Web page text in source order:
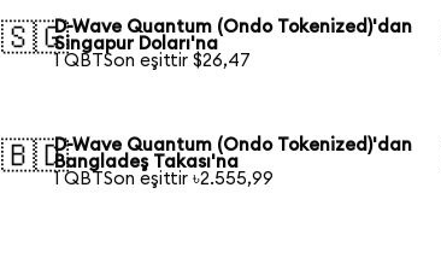
🇸🇬D-Wave Quantum (Ondo Tokenized)'dan
Singapur Doları'na
1 QBTSon eşittir $26,47
🇧🇩D-Wave Quantum (Ondo Tokenized)'dan
Bangladeş Takası'na
1 QBTSon eşittir ৳2.555,99